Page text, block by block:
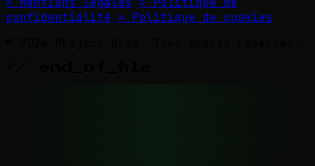
confidentialité > Politique de cookies